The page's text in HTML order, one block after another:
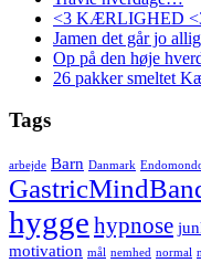
<3 KÆRLIGHED
Jamen det går jo
Op på den høje
26 pakker smeltet
Tags
arbejde Barn Danmark
hygge hypnose
motivation mål nemhed normal